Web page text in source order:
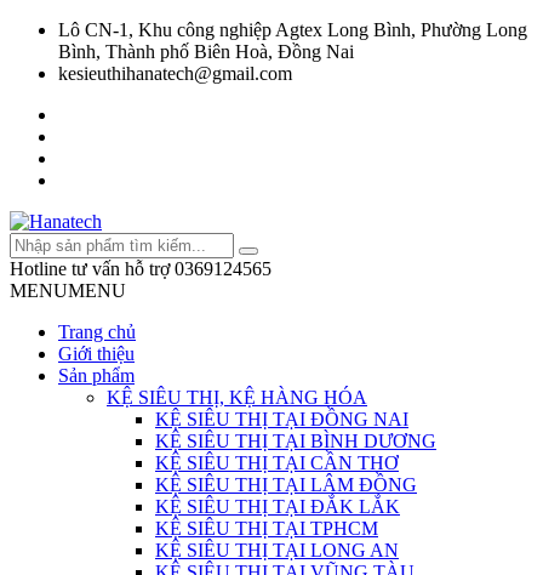
Lô CN-1, Khu công nghiệp Agtex Long Bình, Phường Long
Bình, Thành phố Biên Hoà, Đồng Nai
kesieuthihanatech@gmail.com
Hotline tư vấn hỗ trợ 0369124565
MENUMENU
Trang chủ
Giới thiệu
Sản phẩm
KỆ SIÊU THỊ, KỆ HÀNG HÓA
KỆ SIÊU THỊ TẠI ĐỒNG NAI
KỆ SIÊU THỊ TẠI BÌNH DƯƠNG
KỆ SIÊU THỊ TẠI CẦN THƠ
KỆ SIÊU THỊ TẠI LÂM ĐỒNG
KỆ SIÊU THỊ TẠI ĐẮK LẮK
KỆ SIÊU THỊ TẠI TPHCM
KỆ SIÊU THỊ TẠI LONG AN